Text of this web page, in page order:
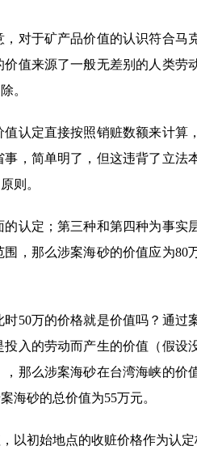
对于矿产品价值的认识符合马
值来源了一般无差别的人类劳
。
认定直接按照销赃数额来计算
，简单明了，但这违背了立法
则。
认定；第三种和第四种为事实
，那么涉案海砂的价值应为80
50万的价格就是价值吗？通过
入的劳动而产生的价值（假设
那么涉案海砂在台湾海峡的价
海砂的总价值为55万元。
以初始地点的收赃价格作为认定